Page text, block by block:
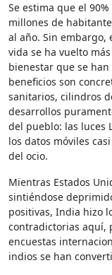
Se estima que el 90% de la población de la India, de 1.400
millones de
al año. Sin embargo,
vida se ha vuelto
bienestar que se
beneficios son
sanitarios, cilindros
desarrollos
del pueblo: las luces
los datos móviles
del ocio.
Mientras Estados
sintiéndose
positivas, India hizo
contradictorias aquí,
encuestas
indios se han